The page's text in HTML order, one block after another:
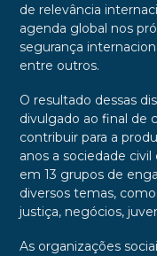
de relevância
agenda global nos
segurança
entre outros.
O resultado dessas
divulgado ao final de
contribuir para a
anos a sociedade
em 13 grupos de
diversos temas,
justiça, negócios,
As organizações